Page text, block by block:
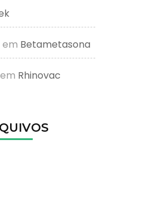
em Betametasona
em Rhinovac